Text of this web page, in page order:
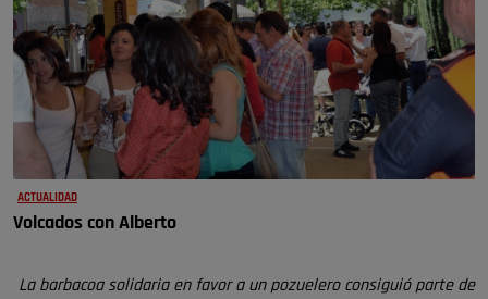
ACTUALIDAD
Volcados con Alberto
La barbacoa solidaria en favor a un pozuelero consiguió parte de